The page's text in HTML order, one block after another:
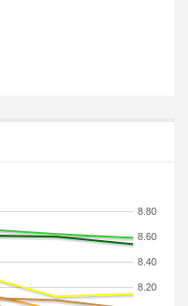
8.20
8.40
8.60
8.80